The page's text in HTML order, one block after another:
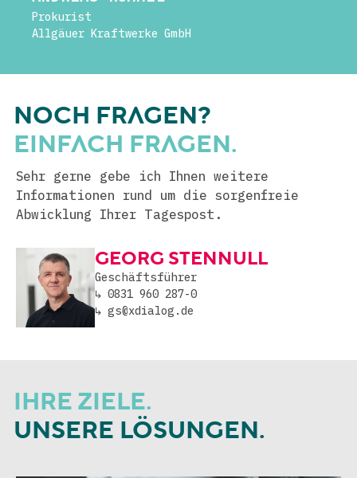
Prokurist
Allgäuer Kraftwerke GmbH
NOCH FRAGEN?
EINFACH FRAGEN.
Sehr gerne gebe ich Ihnen weitere
Informationen rund um die sorgenfreie
Abwicklung Ihrer Tagespost.
GEORG STENNULL
Geschäftsführer
↳ 0831 960 287-0
↳ gs@xdialog.de
IHRE ZIELE.
UNSERE LÖSUNGEN.